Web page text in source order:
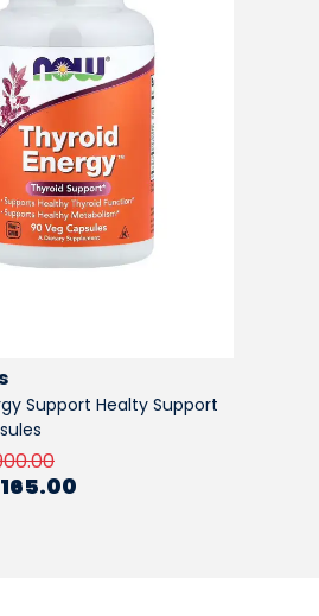
Support Healty Support